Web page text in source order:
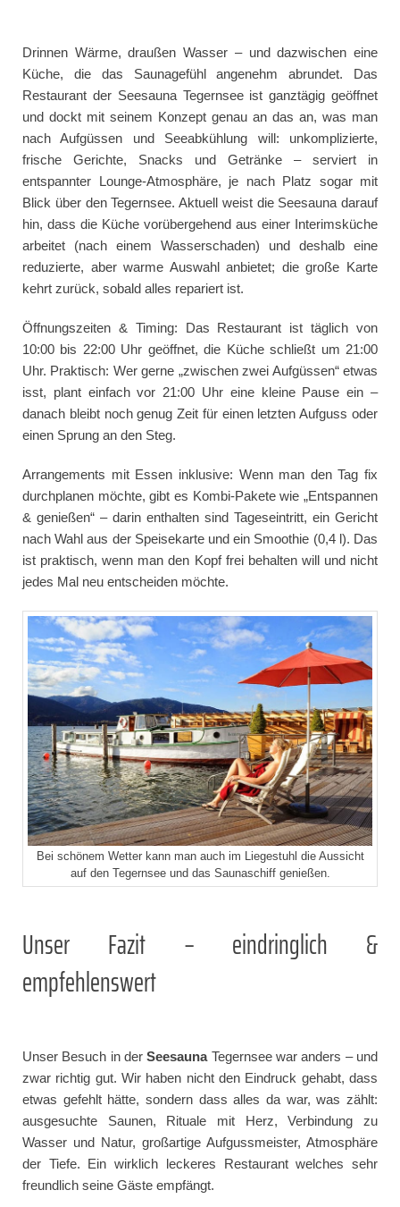
Drinnen Wärme, draußen Wasser – und dazwischen eine
Küche, die das Saunagefühl angenehm abrundet. Das
Restaurant der Seesauna Tegernsee ist ganztägig geöffnet
und dockt mit seinem Konzept genau an das an, was man
nach Aufgüssen und Seeabkühlung will: unkomplizierte,
frische Gerichte, Snacks und Getränke – serviert in
entspannter Lounge-Atmosphäre, je nach Platz sogar mit
Blick über den Tegernsee. Aktuell weist die Seesauna darauf
hin, dass die Küche vorübergehend aus einer Interimsküche
arbeitet (nach einem Wasserschaden) und deshalb eine
reduzierte, aber warme Auswahl anbietet; die große Karte
kehrt zurück, sobald alles repariert ist.
Öffnungszeiten & Timing: Das Restaurant ist täglich von
10:00 bis 22:00 Uhr geöffnet, die Küche schließt um 21:00
Uhr. Praktisch: Wer gerne „zwischen zwei Aufgüssen“ etwas
isst, plant einfach vor 21:00 Uhr eine kleine Pause ein –
danach bleibt noch genug Zeit für einen letzten Aufguss oder
einen Sprung an den Steg.
Arrangements mit Essen inklusive: Wenn man den Tag fix
durchplanen möchte, gibt es Kombi-Pakete wie „Entspannen
& genießen“ – darin enthalten sind Tageseintritt, ein Gericht
nach Wahl aus der Speisekarte und ein Smoothie (0,4 l). Das
ist praktisch, wenn man den Kopf frei behalten will und nicht
jedes Mal neu entscheiden möchte.
Bei schönem Wetter kann man auch im Liegestuhl die Aussicht
auf den Tegernsee und das Saunaschiff genießen.
Unser Fazit – eindringlich &
empfehlenswert
Unser Besuch in derSeesaunaTegernsee war anders – und
zwar richtig gut. Wir haben nicht den Eindruck gehabt, dass
etwas gefehlt hätte, sondern dass alles da war, was zählt:
ausgesuchte Saunen, Rituale mit Herz, Verbindung zu
Wasser und Natur, großartige Aufgussmeister, Atmosphäre
der Tiefe. Ein wirklich leckeres Restaurant welches sehr
freundlich seine Gäste empfängt.